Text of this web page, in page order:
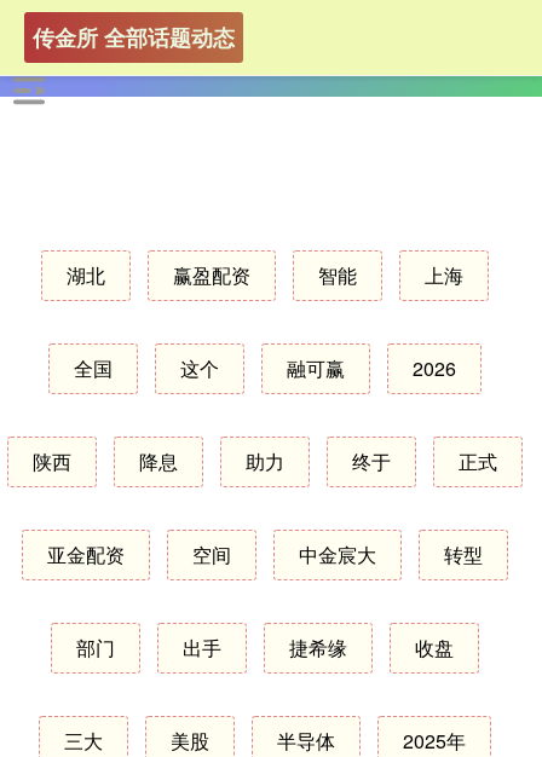
传金所 全部话题动态
湖北 赢盈配资 智能 上海
全国 这个 融可赢 2026
陕西 降息 助力 终于 正式
亚金配资 空间 中金宸大 转型
部门 出手 捷希缘 收盘
三大 美股 半导体 2025年